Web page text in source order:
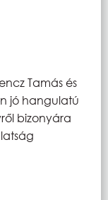
Tamás és
jó hangulatú
bizonyára